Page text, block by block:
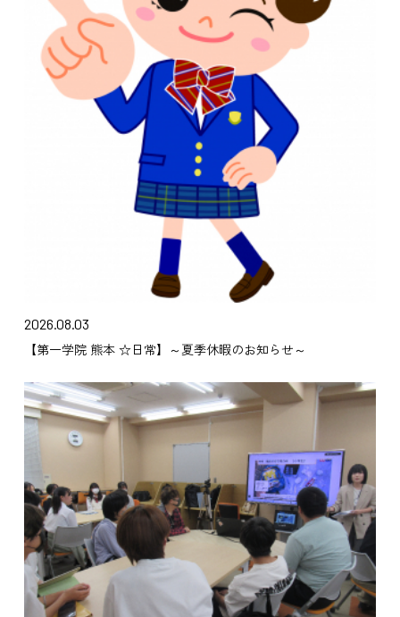
2026.08.03
【第一学院 熊本 ☆日常】～夏季休暇のお知らせ～